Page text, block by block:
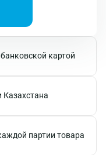
картой
Казахстана
партии товара